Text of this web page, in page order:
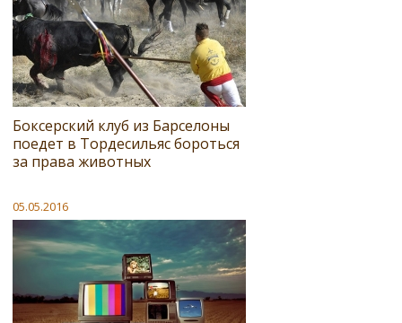
Боксерский клуб из Барселоны
поедет в Тордесильяс бороться
за права животных
05.05.2016